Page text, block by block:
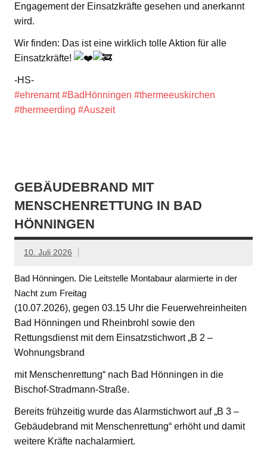
Engagement der Einsatzkräfte gesehen und anerkannt
wird.
Wir finden: Das ist eine wirklich tolle Aktion für alle
Einsatzkräfte!
-HS-
#ehrenamt #BadHönningen #thermeeuskirchen
#thermeerding #Auszeit
GEBÄUDEBRAND MIT
MENSCHENRETTUNG IN BAD
HÖNNINGEN
10. Juli 2026
Bad Hönningen. Die Leitstelle Montabaur alarmierte in der
Nacht zum Freitag
(10.07.2026), gegen 03.15 Uhr die Feuerwehreinheiten
Bad Hönningen und Rheinbrohl sowie den
Rettungsdienst mit dem Einsatzstichwort „B 2 –
Wohnungsbrand
mit Menschenrettung“ nach Bad Hönningen in die
Bischof-Stradmann-Straße.
Bereits frühzeitig wurde das Alarmstichwort auf „B 3 –
Gebäudebrand mit Menschenrettung“ erhöht und damit
weitere Kräfte nachalarmiert.